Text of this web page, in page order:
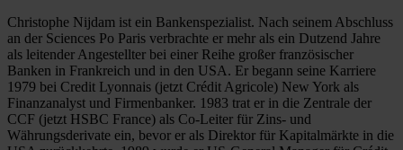
Christophe Nijdam ist ein Bankenspezialist. Nach seinem Abschluss
an der Sciences Po Paris verbrachte er mehr als ein Dutzend Jahre
als leitender Angestellter bei einer Reihe großer französischer
Banken in Frankreich und in den USA. Er begann seine Karriere
1979 bei Credit Lyonnais (jetzt Crédit Agricole) New York als
Finanzanalyst und Firmenbanker. 1983 trat er in die Zentrale der
CCF (jetzt HSBC France) als Co-Leiter für Zins- und
Währungsderivate ein, bevor er als Direktor für Kapitalmärkte in die